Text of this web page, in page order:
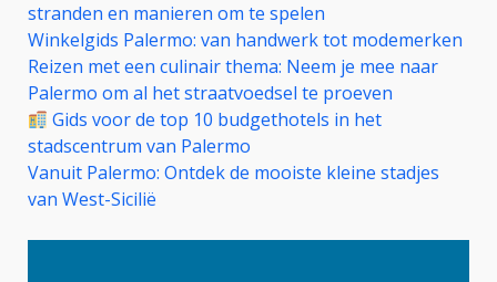
stranden en manieren om te spelen
Winkelgids Palermo: van handwerk tot modemerken
Reizen met een culinair thema: Neem je mee naar
Palermo om al het straatvoedsel te proeven
Gids voor de top 10 budgethotels in het
stadscentrum van Palermo
Vanuit Palermo: Ontdek de mooiste kleine stadjes
van West-Sicilië